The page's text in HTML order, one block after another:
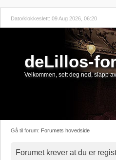
Dato/klokkeslett: 09 Aug 2026, 06:20
deLillos-
Velkommen, sett deg ned, slapp
Gå til forum: Forumets hovedside
Forumet krever at du er